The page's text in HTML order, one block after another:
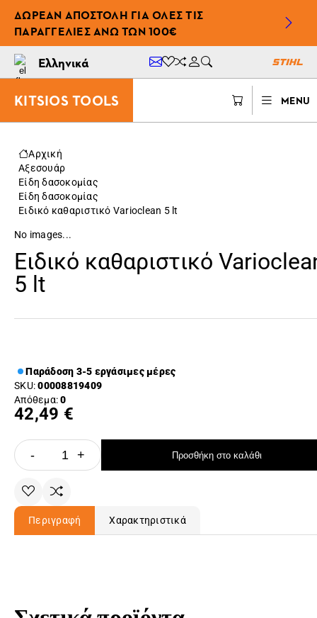
ΔΩΡΕΆΝ ΑΠΟΣΤΟΛΉ ΓΙΑ ΌΛΕΣ ΤΙΣ
ΠΑΡΑΓΓΕΛΊΕΣ ΆΝΩ ΤΩΝ 100€
Ελληνικά
KITSIOS TOOLS MENU
Αρχική
Αξεσουάρ
Είδη δασοκομίας
Είδη δασοκομίας
Ειδικό καθαριστικό Varioclean 5 lt
No images...
Ειδικό καθαριστικό
5 lt
Παράδοση 3-5 εργάσιμες μέρες
SKU:00008819409
Απόθεμα:0
42,49 €
- + Προσθήκη στο καλάθι
Περιγραφή Χαρακτηριστικά